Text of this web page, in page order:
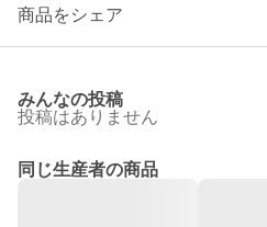
商品をシェア
みんなの投稿
投稿はありません
同じ生産者の商品